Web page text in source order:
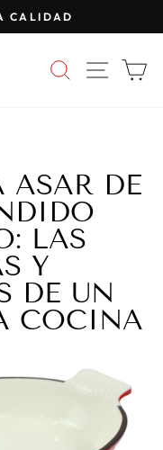
CALIDAD
BUSCAR
ASAR DE
LAS
Y
DE UN
COCINA